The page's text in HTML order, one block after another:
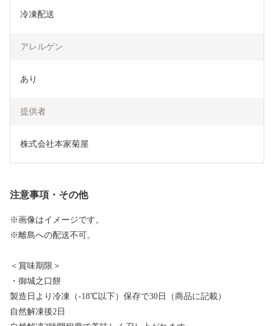
冷凍配送
アレルゲン
あり
提供者
株式会社本家菊屋
注意事項・その他
※画像はイメージです。
※離島への配送不可。
＜賞味期限＞
・御城之口餅
製造日より冷凍（-18℃以下）保存で30日（商品に記載）
自然解凍後2日